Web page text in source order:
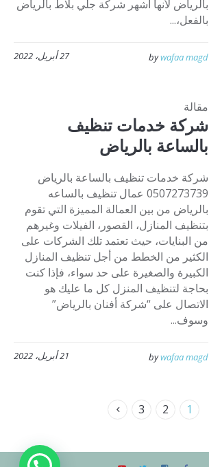
بالرياض لأنها أشهر شركة جلي بلاط بالرياض
بالفعل،...
27 أبريل، 2022 bywafaa magd
مقالة
شركة خدمات تنظيف
بالساعة بالرياض
شركة خدمات تنظيف بالساعة بالرياض
0507273739 عمال تنظيف بالساعه
بالرياض من بين العمالة المميزة التي تقوم
بتنظيف المنازل، القصور، الفيلات وغيرهم
من البنايات، حيث تعتمد تلك الشركات على
الكثير من الخطط من أجل تنظيف المنازل
الكبيرة والصغيرة على حد سواء، فإذا كنت
بحاجة لتنظيف المنزل كل ما عليك هو
الاتصال على “شركة أفنان بالرياض”
وسوف...
21 أبريل، 2022 bywafaa magd
1
2
3